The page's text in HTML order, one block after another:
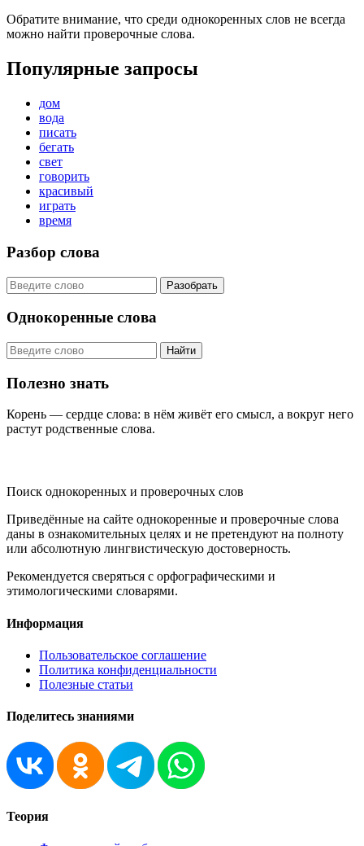
Обратите внимание, что среди однокоренных слов не всегда
можно найти проверочные слова.
Популярные запросы
дом
вода
писать
бегать
свет
говорить
красивый
играть
время
Разбор слова
Разобрать
Однокоренные слова
Найти
Полезно знать
Корень — сердце слова: в нём живёт его смысл, а вокруг него
растут родственные слова.
Поиск однокоренных и проверочных слов
Приведённые на сайте однокоренные и проверочные слова
даны в ознакомительных целях и не претендуют на полноту
или абсолютную лингвистическую достоверность.
Рекомендуется сверяться с орфографическими и
этимологическими словарями.
Информация
Пользовательское соглашение
Политика конфиденциальности
Полезные статьи
Поделитесь знаниями
Теория